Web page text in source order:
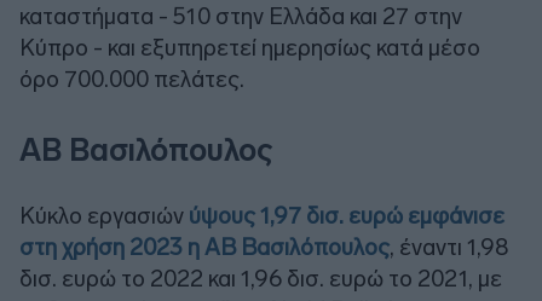
καταστήματα - 510 στην Ελλάδα και 27 στην
Κύπρο - και εξυπηρετεί ημερησίως κατά μέσο
όρο 700.000 πελάτες.
ΑΒ Βασιλόπουλος
Κύκλο εργασιών ύψους 1,97 δισ. ευρώ εμφάνισε
στη χρήση 2023 η ΑΒ Βασιλόπουλος, έναντι 1,98
δισ. ευρώ το 2022 και 1,96 δισ. ευρώ το 2021, με